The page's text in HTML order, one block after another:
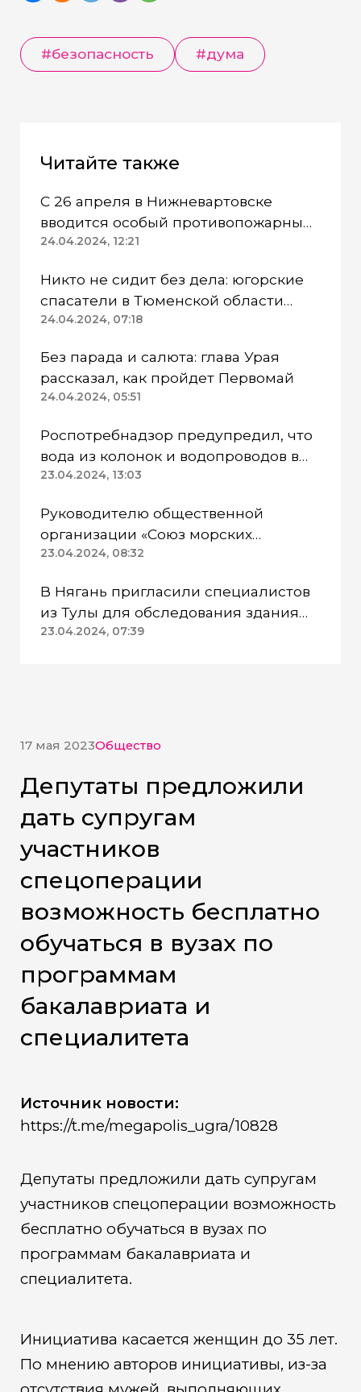
#безопасность #дума
Читайте также
С 26 апреля в Нижневартовске
вводится особый противопожарный
режим
24.04.2024, 12:21
Никто не сидит без дела: югорские
спасатели в Тюменской области
работают в две смены
24.04.2024, 07:18
Без парада и салюта: глава Урая
рассказал, как пройдет Первомай
24.04.2024, 05:51
Роспотребнадзор предупредил, что
вода из колонок и водопроводов в
Казанском районе непригодна для
23.04.2024, 13:03
Руководителю общественной
организации «Союз морских
пехотинцев» Югры вынесли
23.04.2024, 08:32
В Нягань пригласили специалистов
из Тулы для обследования здания
ДК «Геолог»
23.04.2024, 07:39
17 мая 2023Общество
Депутаты предложили
дать супругам
участников
спецоперации
возможность бесплатно
обучаться в вузах по
программам
бакалавриата и
специалитета
Источник новости:
https://t.me/megapolis_ugra/10828
Депутаты предложили дать супругам
участников спецоперации возможность
бесплатно обучаться в вузах по
программам бакалавриата и
специалитета.
Инициатива касается женщин до 35 лет.
По мнению авторов инициативы, из-за